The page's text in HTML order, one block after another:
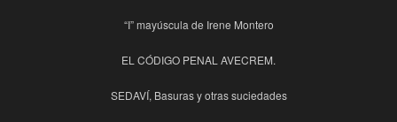
“I” mayúscula de Irene Montero
EL CÓDIGO PENAL AVECREM.
SEDAVÍ, Basuras y otras suciedades